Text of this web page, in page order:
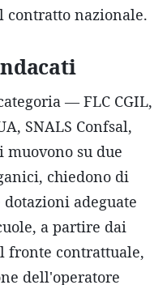
contratto nazionale.
— FLC CGIL,
SNALS Confsal,
muovono su due
chiedono di
adeguate
a partire dai
fronte contrattuale,
dell'operatore